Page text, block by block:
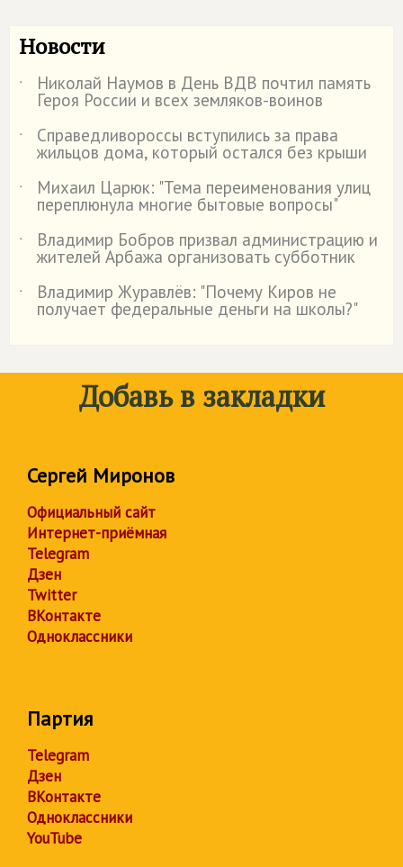
Новости
˙ Николай Наумов в День ВДВ почтил память
Героя России и всех земляков-воинов
˙
Справедливороссы вступились за права
жильцов дома, который остался без крыши
˙
Михаил Царюк: "Тема переименования улиц
переплюнула многие бытовые вопросы"
˙
Владимир Бобров призвал администрацию и
жителей Арбажа организовать субботник
˙
Владимир Журавлёв: "Почему Киров не
получает федеральные деньги на школы?"
Добавь в закладки
Сергей Миронов
Официальный сайт
Интернет-приёмная
Telegram
Дзен
Twitter
ВКонтакте
Одноклассники
Партия
Telegram
Дзен
ВКонтакте
Одноклассники
YouTube